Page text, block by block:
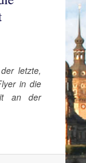
letzte,
in die
an der